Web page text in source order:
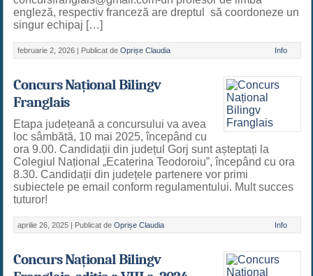
engleză, respectiv franceză are dreptul să coordoneze un
singur echipaj […]
februarie 2, 2026 | Publicat de Oprișe Claudia Info
Concurs Național Bilingv
Franglais
Etapa județeană a concursului va avea
loc sâmbătă, 10 mai 2025, începând cu
ora 9.00. Candidații din județul Gorj sunt așteptați la
Colegiul Național „Ecaterina Teodoroiu”, începând cu ora
8.30. Candidații din județele partenere vor primi
subiectele pe email conform regulamentului. Mult succes
tuturor!
aprilie 26, 2025 | Publicat de Oprișe Claudia Info
Concurs Național Bilingv